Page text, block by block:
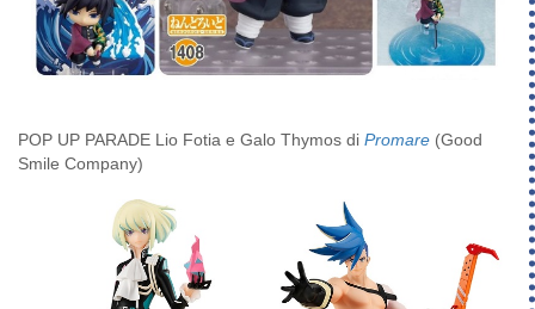
POP UP PARADE Lio Fotia e Galo Thymos di Promare (Good
Smile Company)